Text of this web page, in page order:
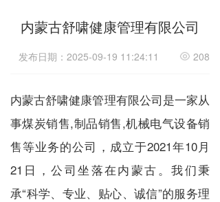
o
内蒙古舒啸健康管理有限公司
发布日期：2025-09-19 11:24:11 208
内蒙古舒啸健康管理有限公司是一家从
事煤炭销售,制品销售,机械电气设备销
售等业务的公司，成立于2021年10月
21日，公司坐落在内蒙古。我们秉
承“科学、专业、贴心、诚信”的服务理